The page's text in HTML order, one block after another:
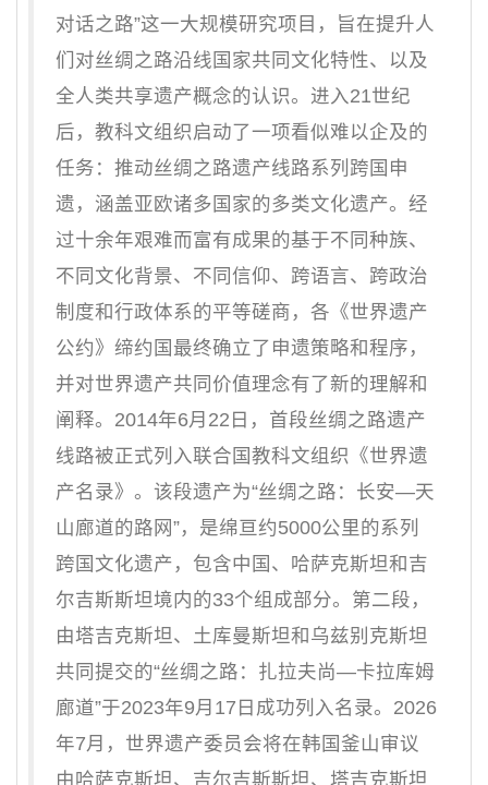
对话之路”这一大规模研究项目，旨在提升人
们对丝绸之路沿线国家共同文化特性、以及
全人类共享遗产概念的认识。进入21世纪
后，教科文组织启动了一项看似难以企及的
任务：推动丝绸之路遗产线路系列跨国申
遗，涵盖亚欧诸多国家的多类文化遗产。经
过十余年艰难而富有成果的基于不同种族、
不同文化背景、不同信仰、跨语言、跨政治
制度和行政体系的平等磋商，各《世界遗产
公约》缔约国最终确立了申遗策略和程序，
并对世界遗产共同价值理念有了新的理解和
阐释。2014年6月22日，首段丝绸之路遗产
线路被正式列入联合国教科文组织《世界遗
产名录》。该段遗产为“丝绸之路：长安—天
山廊道的路网”，是绵亘约5000公里的系列
跨国文化遗产，包含中国、哈萨克斯坦和吉
尔吉斯斯坦境内的33个组成部分。第二段，
由塔吉克斯坦、土库曼斯坦和乌兹别克斯坦
共同提交的“丝绸之路：扎拉夫尚—卡拉库姆
廊道”于2023年9月17日成功列入名录。2026
年7月，世界遗产委员会将在韩国釜山审议
由哈萨克斯坦、吉尔吉斯斯坦、塔吉克斯坦